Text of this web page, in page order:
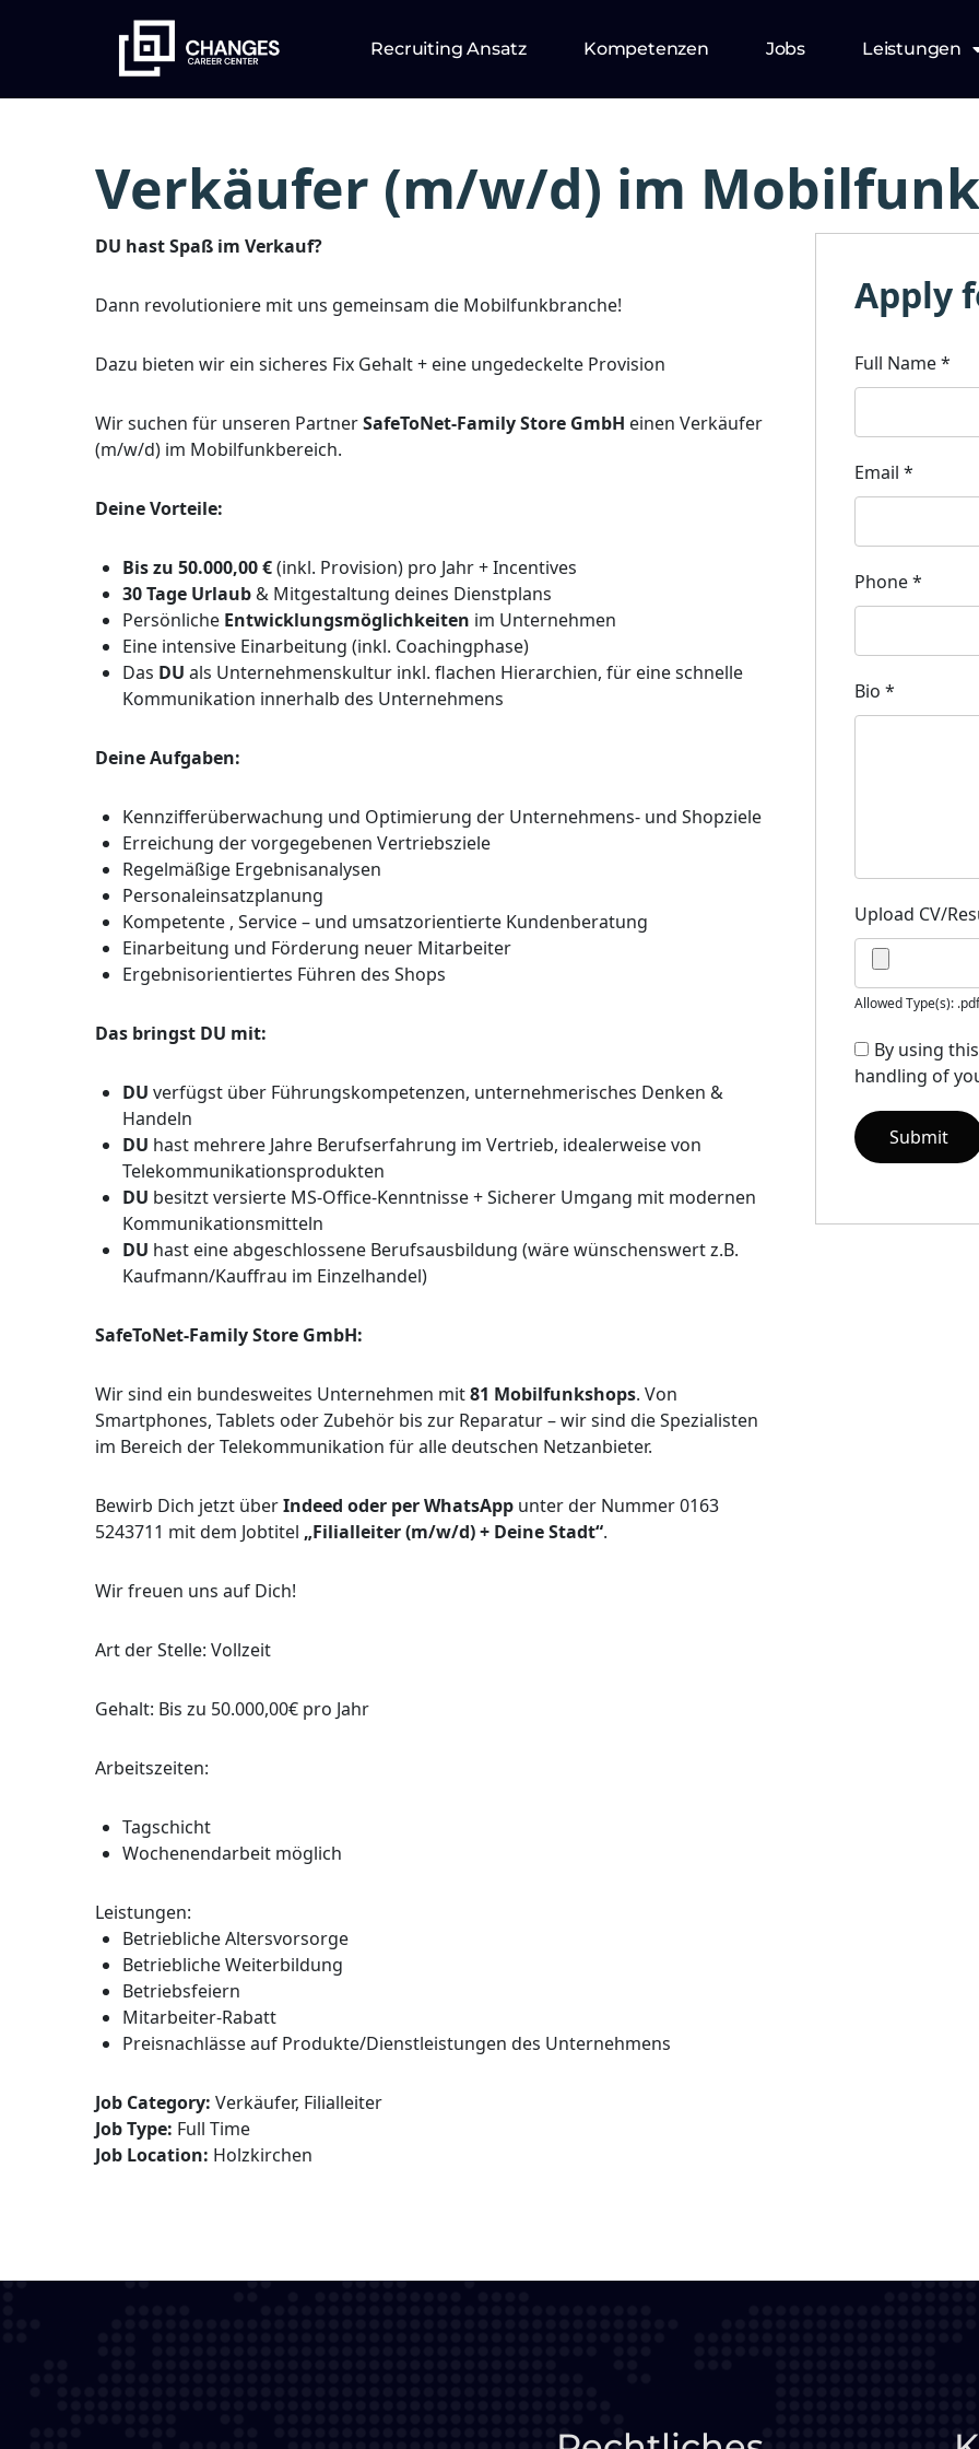
Recruiting Ansatz Kompetenzen Jobs Leistungen
Verkäufer (m/w/d) im
DU hast Spaß im Verkauf?
Dann revolutioniere mit uns gemeinsam die Mobilfunkbranche!
Dazu bieten wir ein sicheres Fix Gehalt + eine ungedeckelte Provision
Wir suchen für unseren PartnerSafeToNet-Family Store GmbH einen Verkäufer
(m/w/d) im Mobilfunkbereich.
Deine Vorteile:
Bis zu 50.000,00 €(inkl. Provision) pro Jahr + Incentives
30 Tage Urlaub& Mitgestaltung deines Dienstplans
Persönliche Entwicklungsmöglichkeiten im Unternehmen
Eine intensive Einarbeitung (inkl. Coachingphase)
Das DU als Unternehmenskultur inkl. flachen Hierarchien, für eine schnelle
Kommunikation innerhalb des Unternehmens
Deine Aufgaben:
Kennzifferüberwachung und Optimierung der Unternehmens- und Shopziele
Erreichung der vorgegebenen Vertriebsziele
Regelmäßige Ergebnisanalysen
Personaleinsatzplanung
Kompetente , Service – und umsatzorientierte Kundenberatung
Einarbeitung und Förderung neuer Mitarbeiter
Ergebnisorientiertes Führen des Shops
Das bringst DU mit:
DU verfügst über Führungskompetenzen, unternehmerisches Denken &
Handeln
DU hast mehrere Jahre Berufserfahrung im Vertrieb, idealerweise von
Telekommunikationsprodukten
DU besitzt versierte MS-Office-Kenntnisse + Sicherer Umgang mit modernen
Kommunikationsmitteln
DU hast eine abgeschlossene Berufsausbildung (wäre wünschenswert z.B.
Kaufmann/Kauffrau im Einzelhandel)
SafeToNet-Family Store GmbH:
Wir sind ein bundesweites Unternehmen mit81 Mobilfunkshops. Von
Smartphones, Tablets oder Zubehör bis zur Reparatur – wir sind die Spezialisten
im Bereich der Telekommunikation für alle deutschen Netzanbieter.
Bewirb Dich jetzt überIndeed oder per WhatsApp unter der Nummer 0163
5243711 mit dem Jobtitel „Filialleiter (m/w/d) + Deine Stadt“.
Wir freuen uns auf Dich!
Art der Stelle: Vollzeit
Gehalt: Bis zu 50.000,00€ pro Jahr
Arbeitszeiten:
Tagschicht
Wochenendarbeit möglich
Leistungen:
Betriebliche Altersvorsorge
Betriebliche Weiterbildung
Betriebsfeiern
Mitarbeiter-Rabatt
Preisnachlässe auf Produkte/Dienstleistungen des Unternehmens
Job Category: Verkäufer Filialleiter
Job Type: Full Time
Job Location: Holzkirchen
Apply
Full Name*
Email *
Phone*
Bio *
Upload CV/
Allowed Type(s): .pdf
By using
handling of